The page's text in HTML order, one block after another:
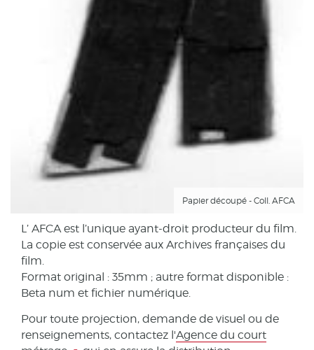
Papier découpé - Coll. AFCA
L’ AFCA est l’unique ayant-droit producteur du film.
La copie est conservée aux Archives françaises du
film.
Format original : 35mm ; autre format disponible :
Beta num et fichier numérique.
Pour toute projection, demande de visuel ou de
renseignements, contactez l'Agence du court